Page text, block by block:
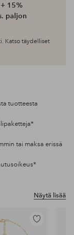
15%
paljon
Katso täydelliset
tuotteesta
tai maksa erissä
Näytä lisää
Lisää